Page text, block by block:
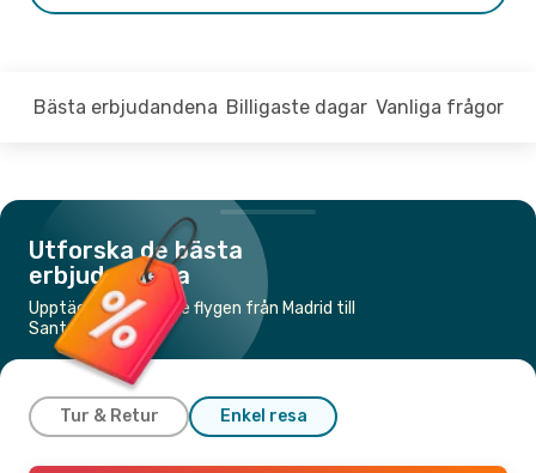
Bästa erbjudandena Billigaste dagar Vanliga frågor
Utforska de bästa
erbjudandena
Upptäck de billigaste flygen från Madrid till
Santander
Tur & Retur Enkel resa